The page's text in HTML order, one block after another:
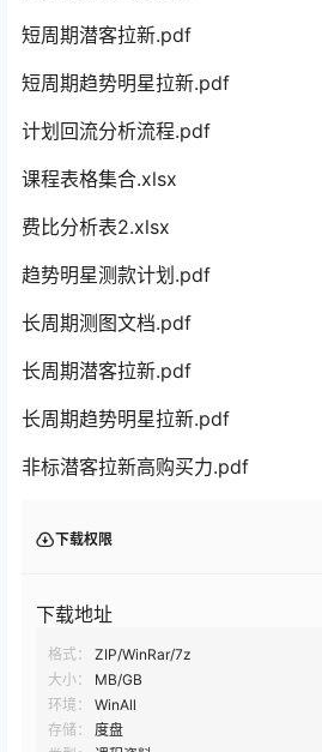
短周期潜客拉新.pdf
短周期趋势明星拉新.pdf
计划回流分析流程.pdf
课程表格集合.xlsx
费比分析表2.xlsx
趋势明星测款计划.pdf
长周期测图文档.pdf
长周期潜客拉新.pdf
长周期趋势明星拉新.pdf
非标潜客拉新高购买力.pdf
下载权限
下载地址
格式：
ZIP/WinRar/7z
大小：
MB/GB
环境：
WinAll
存储：
度盘